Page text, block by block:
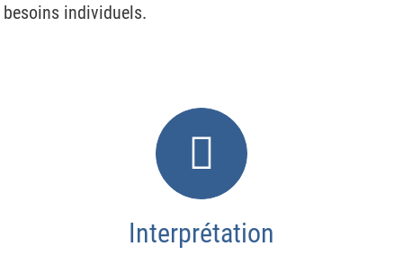
besoins individuels.
Interprétation